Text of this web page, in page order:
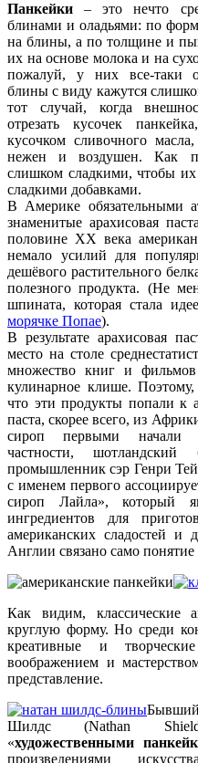
Панкейки – это нечто
блинами и оладьями: по
на блины, а по толщине и
их на основе молока и на
пожалуй, у них все-таки
блины с виду кажутся
тот случай, когда
отрезать кусочек
кусочком сливочного
нежен и воздушен. Как
слишком сладкими, чтобы
сладкими добавками.
В Америке обязательными
знаменитые арахисовая
половине XX века
немало усилий для
дешёвого растительного
полезного продукта. (Не
шпината, которая стала
морячке Попае).
В результате арахисовая
место на столе
множество книг и фильмов
кулинарное клише.
что эти продукты попали к
паста, скорее всего, из
сироп первыми начали
частности,
промышленник сэр Генри
с именем первого
сироп Лайла», который
ингредиентов для
американских сладостей и
Англии связано само понятие
Как видим, классические
круглую форму. Но среди
креативные и
воображением и
представление.
Шилдс (Nathan
«художественными
произведениями